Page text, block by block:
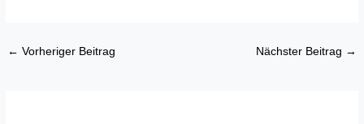
← Vorheriger Beitrag Nächster Beitrag →